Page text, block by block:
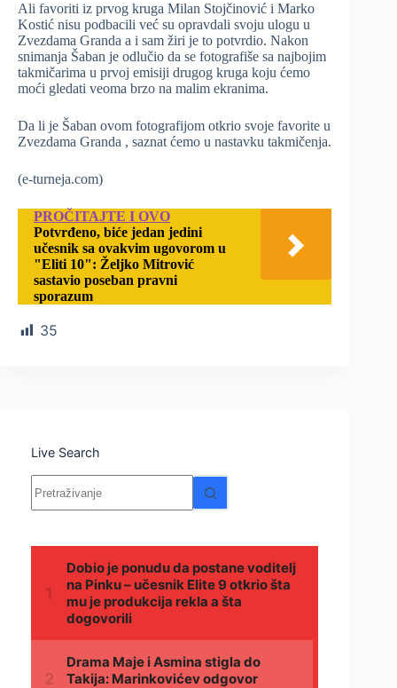
Ali favoriti iz prvog kruga Milan Stojčinović i Marko
Kostić nisu podbacili već su opravdali svoju ulogu u
Zvezdama Granda a i sam žiri je to potvrdio. Nakon
snimanja Šaban je odlučio da se fotografiše sa najbojim
takmičarima u prvoj emisiji drugog kruga koju ćemo
moći gledati veoma brzo na malim ekranima.
Da li je Šaban ovom fotografijom otkrio svoje favorite u
Zvezdama Granda , saznat ćemo u nastavku takmičenja.
(e-turneja.com)
PROČITAJTE I OVO
Potvrđeno, biće jedan jedini
učesnik sa ovakvim ugovorom u
"Eliti 10": Željko Mitrović
sastavio poseban pravni
sporazum
35
Live Search
Nema
rezultata.